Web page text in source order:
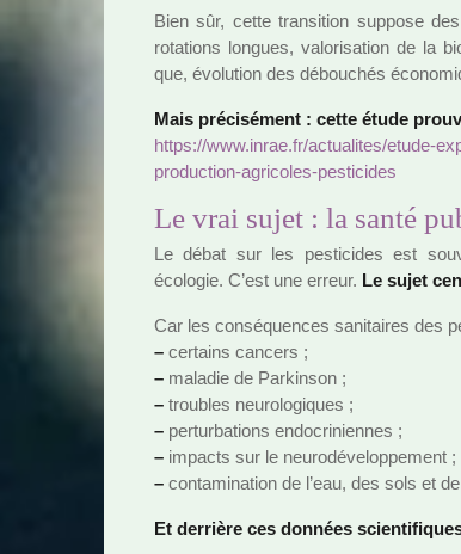
Bien sûr, cette tran­si­tion sup­pose
rota­tions lon­gues, valo­ri­sa­tion de la
que, évolution des débou­chés
Mais pré­ci­sé­ment : cette étude
https://www.inrae.fr/actua­li­tes/etude-
pro­duc­tion-agri­co­les-pes­ti­ci­des
Le vrai sujet : la santé
Le débat sur les pes­ti­ci­des est
écologie. C’est une erreur. Le sujet
Car les consé­quen­ces sani­tai­res des
– cer­tains can­cers ;
– mala­die de Parkinson ;
– trou­bles neu­ro­lo­gi­ques ;
– per­tur­ba­tions endo­cri­nien­nes ;
– impacts sur le neu­ro­dé­ve­lop­pe­ment ;
– conta­mi­na­tion de l’eau, des sols et
Et der­rière ces don­nées